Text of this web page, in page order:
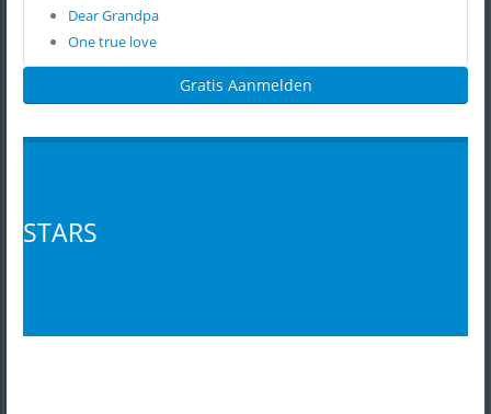
Dear Grandpa
One true love
Gratis Aanmelden
STARS